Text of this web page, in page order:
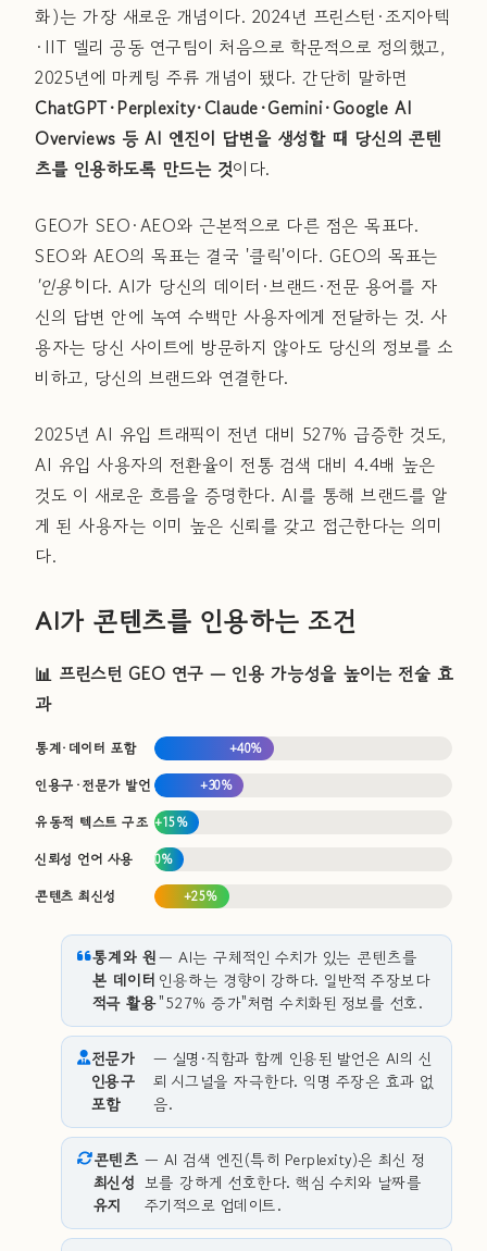
화)는 가장 새로운 개념이다. 2024년 프린스턴·조지아텍
·IIT 델리 공동 연구팀이 처음으로 학문적으로 정의했고,
2025년에 마케팅 주류 개념이 됐다. 간단히 말하면
ChatGPT·Perplexity·Claude·Gemini·Google AI
Overviews 등 AI 엔진이 답변을 생성할 때 당신의 콘텐
츠를 인용하도록 만드는 것이다.
GEO가 SEO·AEO와 근본적으로 다른 점은 목표다.
SEO와 AEO의 목표는 결국 '클릭'이다. GEO의 목표는
'인용'이다. AI가 당신의 데이터·브랜드·전문 용어를 자
신의 답변 안에 녹여 수백만 사용자에게 전달하는 것. 사
용자는 당신 사이트에 방문하지 않아도 당신의 정보를 소
비하고, 당신의 브랜드와 연결한다.
2025년 AI 유입 트래픽이 전년 대비 527% 급증한 것도,
AI 유입 사용자의 전환율이 전통 검색 대비 4.4배 높은
것도 이 새로운 흐름을 증명한다. AI를 통해 브랜드를 알
게 된 사용자는 이미 높은 신뢰를 갖고 접근한다는 의미
다.
AI가 콘텐츠를 인용하는 조건
📊 프린스턴 GEO 연구 — 인용 가능성을 높이는 전술 효
과
통계·데이터 포함 +40%
인용구·전문가 발언 +30%
유동적 텍스트 구조 +15%
신뢰성 언어 사용 +10%
콘텐츠 최신성 +25%
통계와 원
본 데이터
적극 활용
— AI는 구체적인 수치가 있는 콘텐츠를
인용하는 경향이 강하다. 일반적 주장보다
"527% 증가"처럼 수치화된 정보를 선호.
전문가
인용구
포함
— 실명·직함과 함께 인용된 발언은 AI의 신
뢰 시그널을 자극한다. 익명 주장은 효과 없
음.
콘텐츠
최신성
유지
— AI 검색 엔진(특히 Perplexity)은 최신 정
보를 강하게 선호한다. 핵심 수치와 날짜를
주기적으로 업데이트.